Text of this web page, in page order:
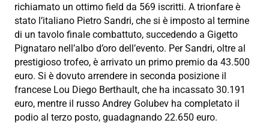
richiamato un ottimo field da 569 iscritti. A trionfare è
stato l’italiano Pietro Sandri, che si è imposto al termine
di un tavolo finale combattuto, succedendo a Gigetto
Pignataro nell’albo d’oro dell’evento. Per Sandri, oltre al
prestigioso trofeo, è arrivato un primo premio da 43.500
euro. Si è dovuto arrendere in seconda posizione il
francese Lou Diego Berthault, che ha incassato 30.191
euro, mentre il russo Andrey Golubev ha completato il
podio al terzo posto, guadagnando 22.650 euro.